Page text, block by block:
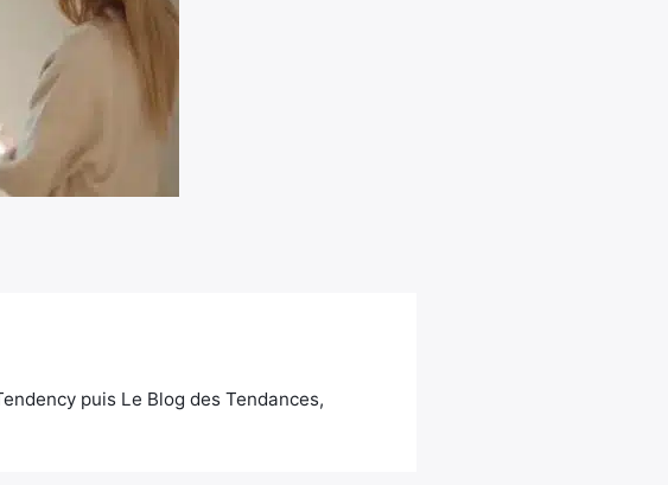
puis Le Blog des Tendances,